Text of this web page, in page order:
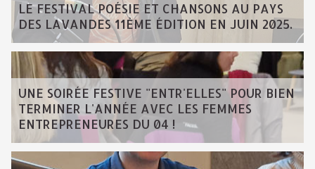
LE FESTIVAL POÉSIE ET CHANSONS AU PAYS
DES LAVANDES 11ÈME ÉDITION EN JUIN 2025.
UNE SOIRÉE FESTIVE "ENTR'ELLES" POUR BIEN
TERMINER L'ANNÉE AVEC LES FEMMES
ENTREPRENEURES DU 04 !